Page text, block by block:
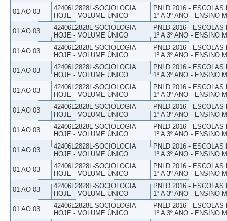
01 AO 03
42406L2828L-SOCIOLOGIA
HOJE - VOLUME ÚNICO
PNLD 2016 -
1º A 3º ANO - ENSINO
01 AO 03
42406L2828L-SOCIOLOGIA
HOJE - VOLUME ÚNICO
PNLD 2016 -
1º A 3º ANO - ENSINO
01 AO 03
42406L2828L-SOCIOLOGIA
HOJE - VOLUME ÚNICO
PNLD 2016 -
1º A 3º ANO - ENSINO
01 AO 03
42406L2828L-SOCIOLOGIA
HOJE - VOLUME ÚNICO
PNLD 2016 -
1º A 3º ANO - ENSINO
01 AO 03
42406L2828L-SOCIOLOGIA
HOJE - VOLUME ÚNICO
PNLD 2016 -
1º A 3º ANO - ENSINO
01 AO 03
42406L2828L-SOCIOLOGIA
HOJE - VOLUME ÚNICO
PNLD 2016 -
1º A 3º ANO - ENSINO
01 AO 03
42406L2828L-SOCIOLOGIA
HOJE - VOLUME ÚNICO
PNLD 2016 -
1º A 3º ANO - ENSINO
01 AO 03
42406L2828L-SOCIOLOGIA
HOJE - VOLUME ÚNICO
PNLD 2016 -
1º A 3º ANO - ENSINO
01 AO 03
42406L2828L-SOCIOLOGIA
HOJE - VOLUME ÚNICO
PNLD 2016 -
1º A 3º ANO - ENSINO
01 AO 03
42406L2828L-SOCIOLOGIA
HOJE - VOLUME ÚNICO
PNLD 2016 -
1º A 3º ANO - ENSINO
01 AO 03
42406L2828L-SOCIOLOGIA
HOJE - VOLUME ÚNICO
PNLD 2016 -
1º A 3º ANO - ENSINO